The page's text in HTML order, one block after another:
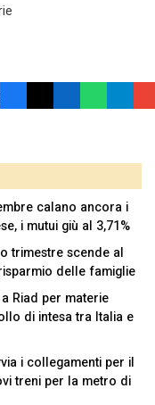
calano ancora i
i mutui giù al 3,71%
trimestre scende al
delle famiglie
Riad per materie
di intesa tra Italia e
i collegamenti per il
treni per la metro di